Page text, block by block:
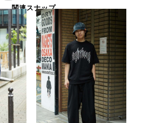
関連スナップ